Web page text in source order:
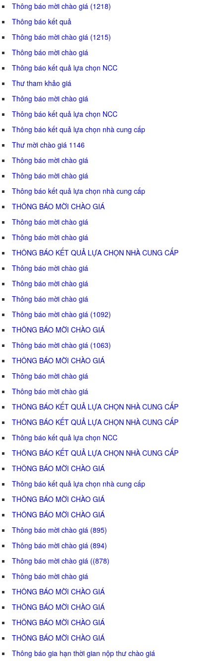
Thông báo mời chào giá (1218)
Thông báo kết quả
Thông báo mời chào giá (1215)
Thông báo mời chào giá
Thông báo kết quả lựa chọn NCC
Thư tham khảo giá
Thông báo mời chào giá
Thông báo kết quả lựa chọn NCC
Thông báo kết quả lựa chọn nhà cung cấp
Thư mời chào giá 1146
Thông báo mời chào giá
Thông báo mời chào giá
Thông báo kết quả lựa chọn nhà cung cấp
THÔNG BÁO MỜI CHÀO GIÁ
Thông báo mời chào giá
Thông báo mời chào giá
THÔNG BÁO KẾT QUẢ LỰA CHỌN NHÀ CUNG CẤP
Thông báo mời chào giá
Thông báo mời chào giá
Thông báo mời chào giá
Thông báo mời chào giá (1092)
THÔNG BÁO MỜI CHÀO GIÁ
Thông báo mời chào giá (1063)
THÔNG BÁO MỜI CHÀO GIÁ
Thông báo mời chào giá
Thông báo mời chào giá
THÔNG BÁO KẾT QUẢ LỰA CHỌN NHÀ CUNG CẤP
THÔNG BÁO KẾT QUẢ LỰA CHỌN NHÀ CUNG CẤP
Thông báo kết quả lựa chọn NCC
THÔNG BÁO KẾT QUẢ LỰA CHỌN NHÀ CUNG CẤP
THÔNG BÁO MỜI CHÀO GIÁ
Thông báo kết quả lựa chọn nhà cung cấp
THÔNG BÁO MỜI CHÀO GIÁ
THÔNG BÁO MỜI CHÀO GIÁ
Thông báo mời chào giá (895)
Thông báo mời chào giá (894)
Thông báo mời chào giá ((878)
Thông báo mời chào giá
THÔNG BÁO MỜI CHÀO GIÁ
THÔNG BÁO MỜI CHÀO GIÁ
THÔNG BÁO MỜI CHÀO GIÁ
THÔNG BÁO MỜI CHÀO GIÁ
Thông báo gia hạn thời gian nộp thư chào giá